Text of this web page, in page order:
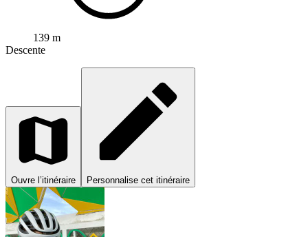
139 m
Descente
Ouvre l’itinéraire Personnalise cet itinéraire